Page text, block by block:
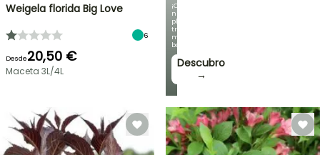
¡Con
nuestras
plantas
trepadoras
más
bonitas!
Descubro
→
Weigela florida Big Love
6
Desde20,50 €
Maceta 3L/4L